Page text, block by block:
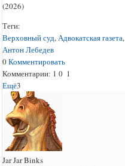
(2026)
Теги:
Верховный суд,Адвокатская газета,
Антон Лебедев
0Комментировать
Комментарии: 1 0 1
Ещё3
Jar Jar Binks